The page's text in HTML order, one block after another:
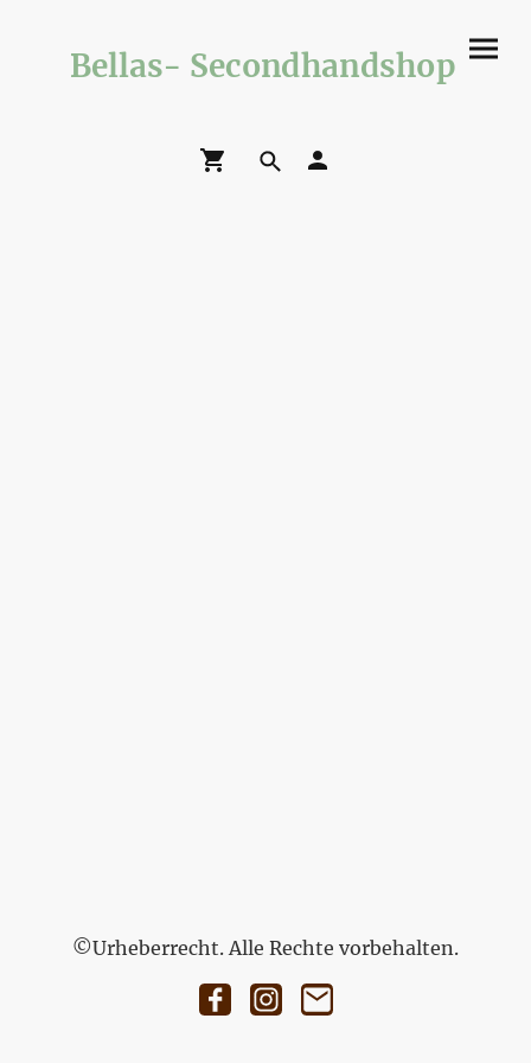
Bellas- Secondhandshop
©Urheberrecht. Alle Rechte vorbehalten.